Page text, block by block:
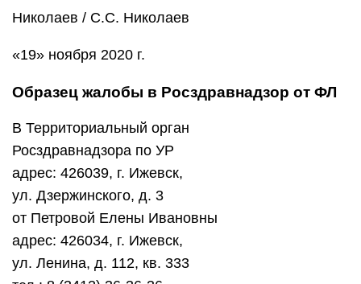
Николаев / С.С. Николаев
«19» ноября 2020 г.
Образец жалобы в Росздравнадзор от ФЛ
В Территориальный орган
Росздравнадзора по УР
адрес: 426039, г. Ижевск,
ул. Дзержинского, д. 3
от Петровой Елены Ивановны
адрес: 426034, г. Ижевск,
ул. Ленина, д. 112, кв. 333